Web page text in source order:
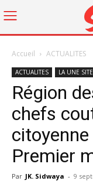
Accueil ACTUALITES
ACTUALITES LA UNE SITE
Région
chefs
Premier
Par JK. Sidwaya - 9